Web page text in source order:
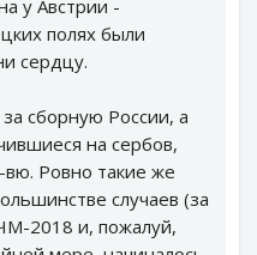
у Австрии -
полях были
сердцу.
сборную России, а
на сербов,
Ровно такие же
случаев (за
2018 и, пожалуй,